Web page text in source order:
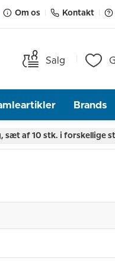
Om os Kontakt
Salg
Brands
sæt af 10 stk. i forskellige